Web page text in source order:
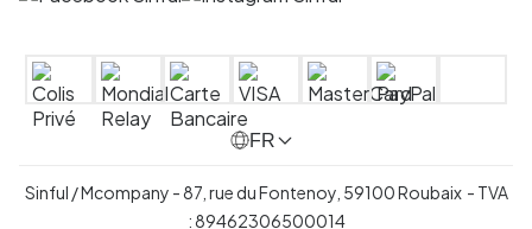
FR
Sinful / Mcompany - 87, rue du Fontenoy, 59100 Roubaix - TVA
: 89462306500014